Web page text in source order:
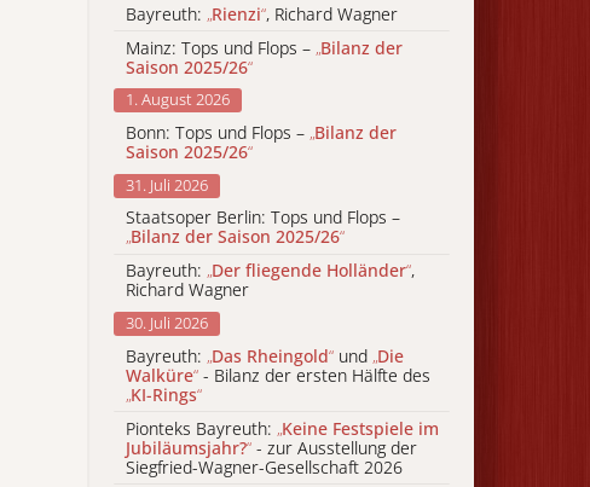
Bayreuth: „Rienzi“, Richard Wagner
Mainz: Tops und Flops – „Bilanz der
Saison 2025/26“
1. August 2026
Bonn: Tops und Flops – „Bilanz der
Saison 2025/26“
31. Juli 2026
Staatsoper Berlin: Tops und Flops –
„Bilanz der Saison 2025/26“
Bayreuth: „Der fliegende Holländer“,
Richard Wagner
30. Juli 2026
Bayreuth: „Das Rheingold“ und „Die
Walküre“ - Bilanz der ersten Hälfte des
„KI-Rings“
Pionteks Bayreuth: „Keine Festspiele im
Jubiläumsjahr?“ - zur Ausstellung der
Siegfried-Wagner-Gesellschaft 2026